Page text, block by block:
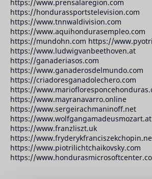
https://www.prensalaregion.com
https://hondurassportstelevision.com
https://www.tnnwaldivision.com
https://www.aquihondurasempleo.com
https://mundohn.com https://
https://www.ludwigvanbeethoven.at
https://ganaderiasos.com
https://www.ganaderosdelmundo.com
https://criadoresganadolechero.com
https://
https://www.mayranavarro.online
https://www.sergeirachmaninoff.net
https://www.wolfgangamadeusmozart.at
https://www.franzliszt.uk
https://
https://www.piotrilichtchaikovsky.com
https://